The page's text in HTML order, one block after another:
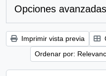
Opciones
Imprimir vista previa
Ordenar por: